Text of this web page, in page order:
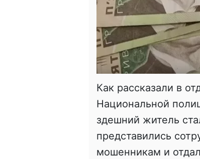
Как рассказали в
Национальной
здешний житель
представились
мошенникам и